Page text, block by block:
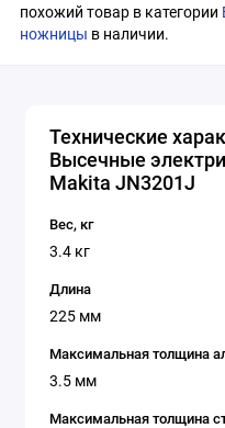
похожий товар в категории
ножницы в наличии.
Технические
Высечные
Makita JN3201J
Вес, кг
3.4 кг
Длина
225 мм
Максимальная толщина
3.5 мм
Максимальная толщина